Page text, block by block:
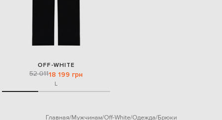
OFF-WHITE
52 01118 199 грн
L
Главная Мужчинам Off-White Одежда Брюки